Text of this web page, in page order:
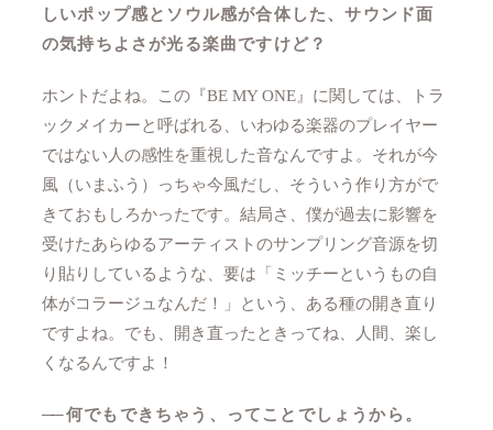
しいポップ感とソウル感が合体した、サウンド面
の気持ちよさが光る楽曲ですけど？
ホントだよね。この『BE MY ONE』に関しては、トラ
ックメイカーと呼ばれる、いわゆる楽器のプレイヤー
ではない人の感性を重視した音なんですよ。それが今
風（いまふう）っちゃ今風だし、そういう作り方がで
きておもしろかったです。結局さ、僕が過去に影響を
受けたあらゆるアーティストのサンプリング音源を切
り貼りしているような、要は「ミッチーというもの自
体がコラージュなんだ！」という、ある種の開き直り
ですよね。でも、開き直ったときってね、人間、楽し
くなるんですよ！
── 何でもできちゃう、ってことでしょうから。